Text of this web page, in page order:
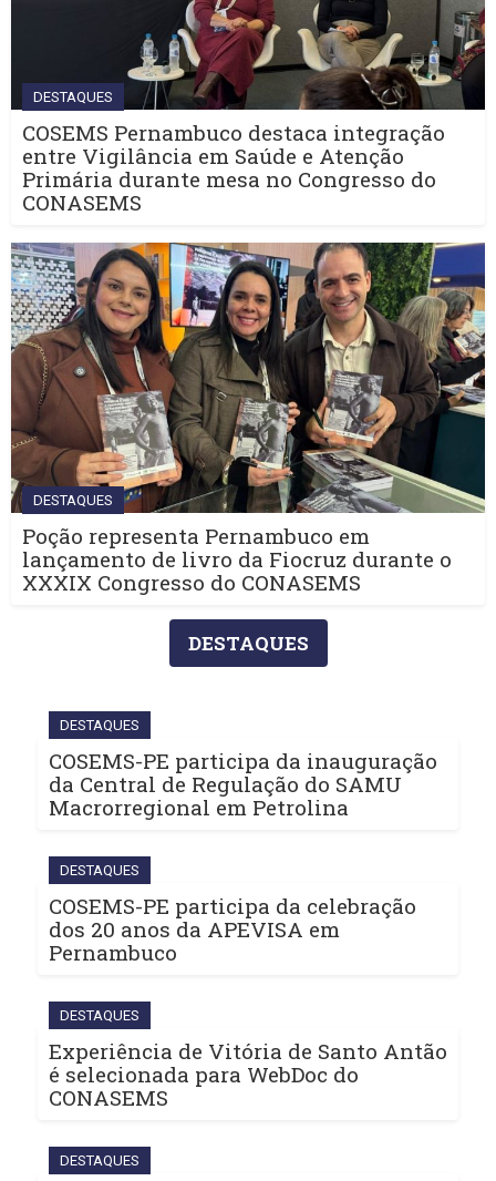
DESTAQUES
COSEMS Pernambuco destaca integração
entre Vigilância em Saúde e Atenção
Primária durante mesa no Congresso do
CONASEMS
DESTAQUES
Poção representa Pernambuco em
lançamento de livro da Fiocruz durante o
XXXIX Congresso do CONASEMS
DESTAQUES
DESTAQUES
COSEMS-PE participa da inauguração
da Central de Regulação do SAMU
Macrorregional em Petrolina
DESTAQUES
COSEMS-PE participa da celebração
dos 20 anos da APEVISA em
Pernambuco
DESTAQUES
Experiência de Vitória de Santo Antão
é selecionada para WebDoc do
CONASEMS
DESTAQUES